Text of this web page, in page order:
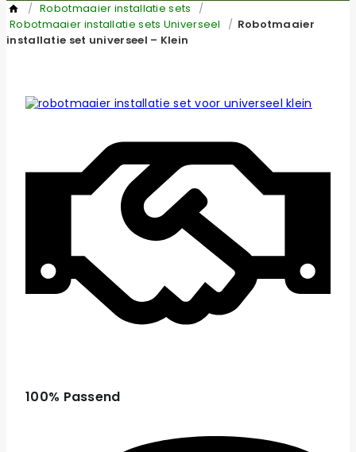
/ Robotmaaier installatie sets
/
Robotmaaier installatie sets Universeel
/ Robotmaaier
installatie set universeel – Klein
100% Passend